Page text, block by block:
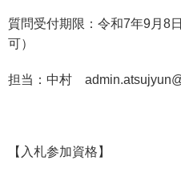
質問受付期限：令和7年9月 8
可）
担当：中村
【入札参加資格】